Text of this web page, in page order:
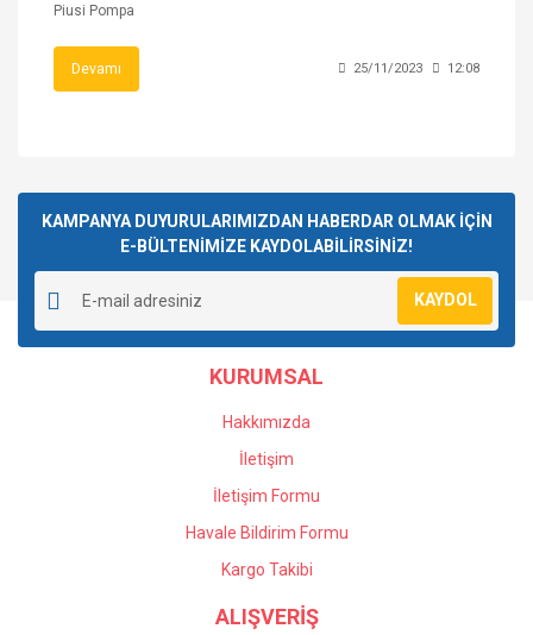
Piusi Pompa
Devamı 25/11/2023 12:08
KAMPANYA DUYURULARIMIZDAN HABERDAR OLMAK İÇİN
E-BÜLTENİMİZE KAYDOLABİLİRSİNİZ!
KAYDOL
KURUMSAL
Hakkımızda
İletişim
İletişim Formu
Havale Bildirim Formu
Kargo Takibi
ALIŞVERİŞ